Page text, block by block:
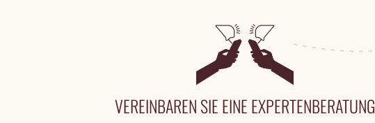
VEREINBAREN SIE EINE EXPERTENBERATUNG